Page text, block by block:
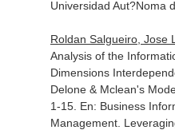
Universidad Aut?Noma
Roldan Salgueiro, Jose
Analysis of the
Dimensions
Delone & Mclean's
1-15. En: Business
Management.